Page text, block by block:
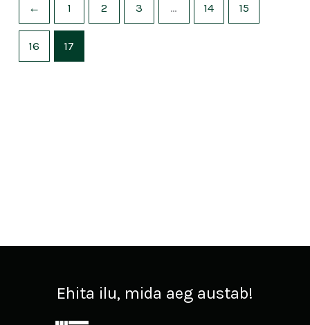
← 1 2 3 … 14 15
16 17
Ehita ilu, mida aeg austab!